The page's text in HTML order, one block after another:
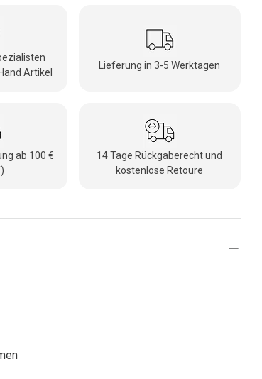
Artikel
Lieferung in 3-5 Werktagen
ab 100 €
14 Tage Rückgaberecht und
kostenlose Retoure